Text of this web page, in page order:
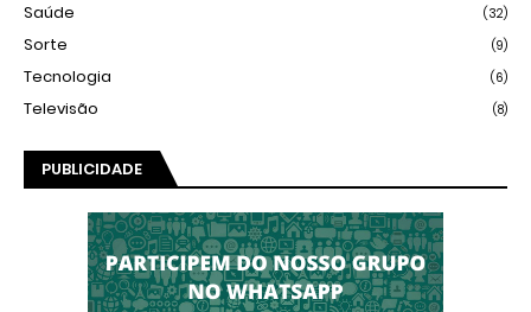
Saúde (32)
Sorte (9)
Tecnologia (6)
Televisão (8)
PUBLICIDADE